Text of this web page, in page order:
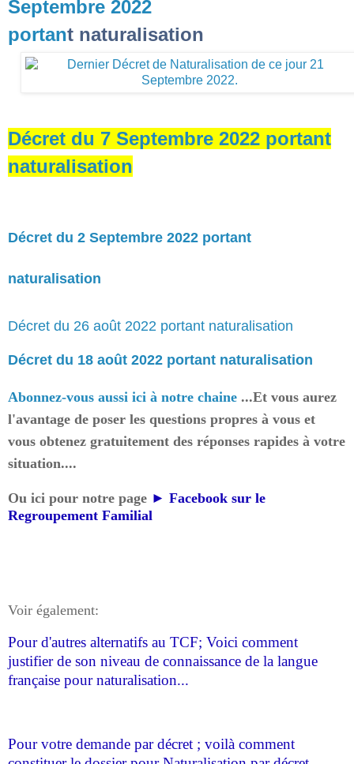
Septembre 2022
portant naturalisation
Décret du 7 Septembre 2022 portant
naturalisation
Décret du 2 Septembre 2022 portant
naturalisation
Décret du 26 août 2022 portant naturalisation
Décret du 18 août 2022 portant naturalisation
Abonnez-vous aussi ici à notre chaine ...Et vous aurez
l'avantage de poser les questions propres à vous et
vous obtenez gratuitement des réponses rapides à votre
situation....
Ou ici pour notre page ► Facebook sur le
Regroupement Familial
Voir également:
Pour d'autres alternatifs au TCF; Voici comment
justifier de son niveau de connaissance de la langue
française pour naturalisation...
Pour votre demande par décret ; voilà comment